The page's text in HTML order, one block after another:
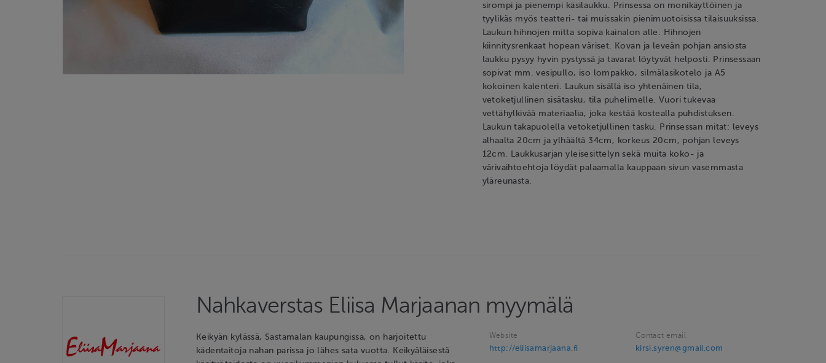
sirompi ja pienempi käsilaukku. Prinsessa on monikäyttöinen ja
tyylikäs myös teatteri- tai muissakin pienimuotoisissa tilaisuuksissa.
Laukun hihnojen mitta sopiva kainalon alle. Hihnojen
kiinnitysrenkaat hopean väriset. Kovan ja leveän pohjan ansiosta
laukku pysyy hyvin pystyssä ja tavarat löytyvät helposti. Prinsessaan
sopivat mm. vesipullo, iso lompakko, silmälasikotelo ja A5
kokoinen kalenteri. Laukun sisällä iso yhtenäinen tila,
vetoketjullinen sisätasku, tila puhelimelle. Vuori tukevaa
vettähylkivää materiaalia, joka kestää kostealla puhdistuksen.
Laukun takapuolella vetoketjullinen tasku. Prinsessan mitat: leveys
alhaalta 20cm ja ylhäältä 34cm, korkeus 20cm, pohjan leveys
12cm. Laukkusarjan yleisesittelyn sekä muita koko- ja
värivaihtoehtoja löydät palaamalla kauppaan sivun vasemmasta
yläreunasta.
Nahkaverstas Eliisa Marjaanan myymälä
Keikyän kylässä, Sastamalan kaupungissa, on harjoitettu
kädentaitoja nahan parissa jo lähes sata vuotta. Keikyäläisestä
Website
http://eliisamarjaana.fi
Contact email
kirsi.syren@gmail.com